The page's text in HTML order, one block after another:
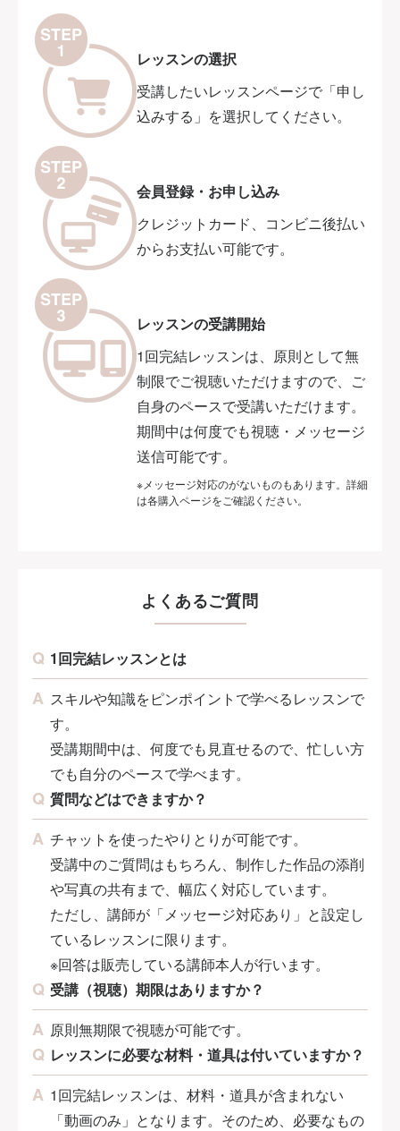
レッスンの選択
受講したいレッスンページで「申し
込みする」を選択してください。
会員登録・お申し込み
クレジットカード、コンビニ後払い
からお支払い可能です。
レッスンの受講開始
1回完結レッスンは、原則として無
制限でご視聴いただけますので、ご
自身のペースで受講いただけます。
期間中は何度でも視聴・メッセージ
送信可能です。
※メッセージ対応のがないものもあります。詳細
は各購入ページをご確認ください。
よくあるご質問
1回完結レッスンとは
スキルや知識をピンポイントで学べるレッスンで
す。
受講期間中は、何度でも見直せるので、忙しい方
でも自分のペースで学べます。
質問などはできますか？
チャットを使ったやりとりが可能です。
受講中のご質問はもちろん、制作した作品の添削
や写真の共有まで、幅広く対応しています。
ただし、講師が「メッセージ対応あり」と設定し
ているレッスンに限ります。
※回答は販売している講師本人が行います。
受講（視聴）期限はありますか？
原則無期限で視聴が可能です。
レッスンに必要な材料・道具は付いていますか？
1回完結レッスンは、材料・道具が含まれない
「動画のみ」となります。そのため、必要なもの